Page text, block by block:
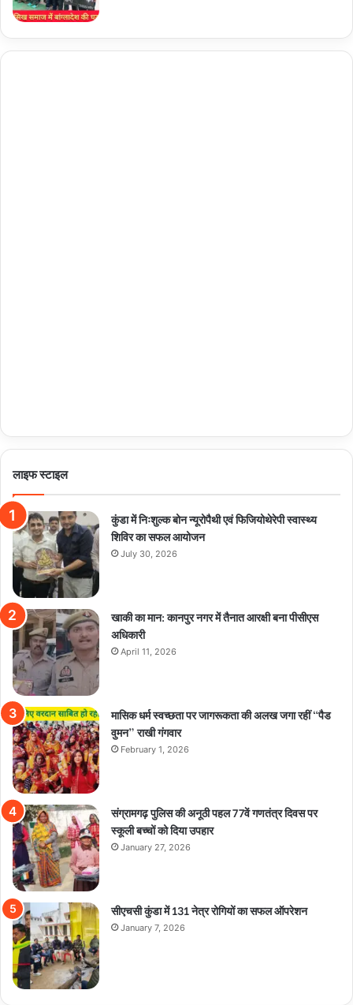
लाइफ स्टाइल
कुंडा में निःशुल्क बोन न्यूरोपैथी एवं फिजियोथेरेपी स्वास्थ्य
शिविर का सफल आयोजन
July 30, 2026
खाकी का मान: कानपुर नगर में तैनात आरक्षी बना पीसीएस
अधिकारी
April 11, 2026
मासिक धर्म स्वच्छता पर जागरूकता की अलख जगा रहीं “पैड
वुमन” राखी गंगवार
February 1, 2026
संग्रामगढ़ पुलिस की अनूठी पहल 77वें गणतंत्र दिवस पर
स्कूली बच्चों को दिया उपहार
January 27, 2026
सीएचसी कुंडा में 131 नेत्र रोगियों का सफल ऑपरेशन
January 7, 2026